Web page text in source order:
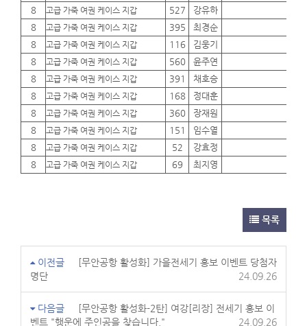
8
고급 가죽 여권 케이스 지갑 527 강유하
8
고급 가죽 여권 케이스 지갑 395 최경순
8
고급 가죽 여권 케이스 지갑 116 김웅기
8
고급 가죽 여권 케이스 지갑 560 윤주연
8
고급 가죽 여권 케이스 지갑 391 채호승
8
고급 가죽 여권 케이스 지갑 168 정대훈
8
고급 가죽 여권 케이스 지갑 360 장재원
8
고급 가죽 여권 케이스 지갑 151 임수열
8
고급 가죽 여권 케이스 지갑 52 강효정
8
고급 가죽 여권 케이스 지갑 69 최지영
목록
이전글
[무안공항 활성화] 가을전세기 홍보 이벤트 당첨자
명단
24.09.26
다음글
[무안공항 활성화-2탄] 여강[리장] 전세기 홍보 이
벤트 "행운에 주인공을 찾습니다."
24.09.26